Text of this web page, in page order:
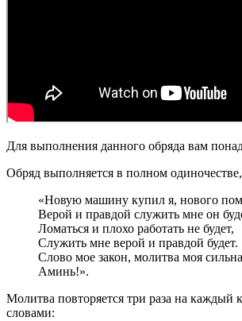
Для выполнения данного обряда вам
Обряд выполняется в полном
«Новую машину купил я, нового
Верой и правдой служить мне он
Ломаться и плохо работать не будет,
Служить мне верой и правдой будет.
Слово мое закон, молитва моя
Аминь!».
Молитва повторяется три раза на каждый
словами: